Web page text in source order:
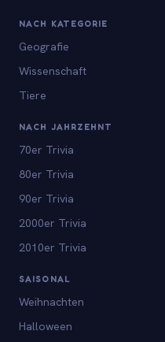
NACH KATEGORIE
Geografie
Wissenschaft
Tiere
NACH JAHRZEHNT
70er Trivia
80er Trivia
90er Trivia
2000er Trivia
2010er Trivia
SAISONAL
Weihnachten
Halloween